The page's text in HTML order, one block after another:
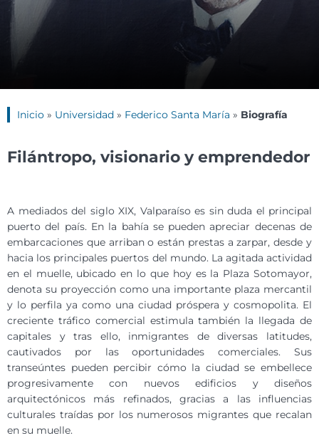
Inicio » Universidad » Federico Santa María » Biografía
Filántropo, visionario y emprendedor
A mediados del siglo XIX, Valparaíso es sin duda el principal
puerto del país. En la bahía se pueden apreciar decenas de
embarcaciones que arriban o están prestas a zarpar, desde y
hacia los principales puertos del mundo. La agitada actividad
en el muelle, ubicado en lo que hoy es la Plaza Sotomayor,
denota su proyección como una importante plaza mercantil
y lo perfila ya como una ciudad próspera y cosmopolita. El
creciente tráfico comercial estimula también la llegada de
capitales y tras ello, inmigrantes de diversas latitudes,
cautivados por las oportunidades comerciales. Sus
transeúntes pueden percibir cómo la ciudad se embellece
progresivamente con nuevos edificios y diseños
arquitectónicos más refinados, gracias a las influencias
culturales traídas por los numerosos migrantes que recalan
en su muelle.